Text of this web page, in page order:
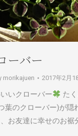
ーバー
morikajuen 2017年2月
いクローバー
た
葉のクローバー)が隠
お友達に幸せのお裾